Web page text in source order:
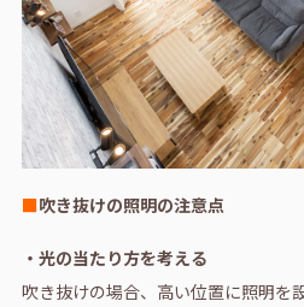
■吹き抜けの照明の注意点
・光の当たり方を考える
吹き抜けの場合、高い位置に照明を